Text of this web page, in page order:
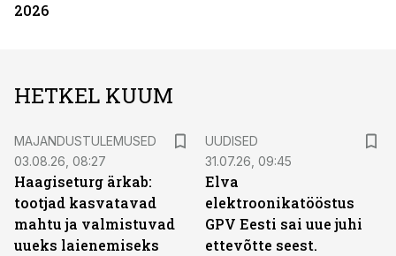
2026
HETKEL KUUM
MAJANDUSTULEMUSED
03.08.26, 08:27
Haagiseturg ärkab:
tootjad kasvatavad
mahtu ja valmistuvad
uueks laienemiseks
UUDISED
31.07.26, 09:45
Elva
elektroonikatööstus
GPV Eesti sai uue juhi
ettevõtte seest.